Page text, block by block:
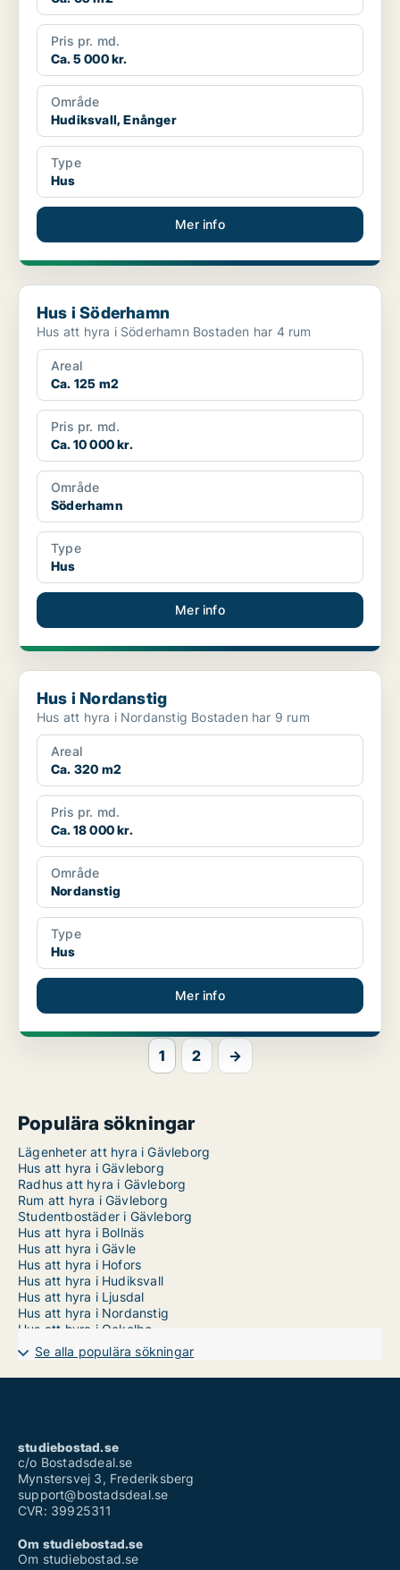
Pris pr. md.
Ca. 5 000 kr.
Område
Hudiksvall, Enånger
Type
Hus
Mer info
Hus i Söderhamn
Hus i Söderhamn
Hus att hyra i Söderhamn Bostaden har 4 rum
Areal
Ca. 125 m2
Pris pr. md.
Ca. 10 000 kr.
Område
Söderhamn
Type
Hus
Mer info
Hus i Nordanstig
Hus i Nordanstig
Hus att hyra i Nordanstig Bostaden har 9 rum
Areal
Ca. 320 m2
Pris pr. md.
Ca. 18 000 kr.
Område
Nordanstig
Type
Hus
Mer info
1 2 →
Populära sökningar
Lägenheter att hyra i Gävleborg
Hus att hyra i Gävleborg
Radhus att hyra i Gävleborg
Rum att hyra i Gävleborg
Studentbostäder i Gävleborg
Hus att hyra i Bollnäs
Hus att hyra i Gävle
Hus att hyra i Hofors
Hus att hyra i Hudiksvall
Hus att hyra i Ljusdal
Hus att hyra i Nordanstig
Hus att hyra i Ockelbo
Hus att hyra i Ovanåker
Hus att hyra i Sandviken
Hus att hyra i Söderhamn
Se alla populära sökningar
studiebostad.se
c/o Bostadsdeal.se
Mynstersvej 3, Frederiksberg
support@bostadsdeal.se
CVR: 39925311
Om studiebostad.se
Om studiebostad.se